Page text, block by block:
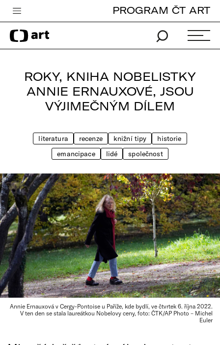
Česká televize
Zpravodajství
iVysílání
TV program
PROGRAM ČT ART
ROKY, KNIHA NOBELISTKY
ANNIE ERNAUXOVÉ, JSOU
VÝJIMEČNÝM DÍLEM
literatura recenze knižní tipy
historie
emancipace
lidé společnost
Annie Ernauxová v Cergy-Pontoise u Paříže, kde bydlí, ve čtvrtek 6. října 2022.
V ten den se stala laureátkou Nobelovy ceny, foto: ČTK/AP Photo – Michel
Euler